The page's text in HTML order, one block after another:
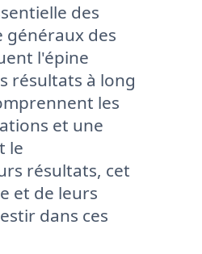
des
généraux des
l'épine
résultats à long
les
et une
le
résultats, cet
et de leurs
dans ces